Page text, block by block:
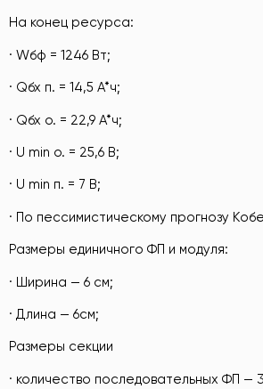
На конец ресурса:
· Wбф = 1246 Вт;
· Qбх п. = 14,5 А*ч;
· Qбх о. = 22,9 А*ч;
· U min o. = 25,6 В;
· U min п. = 7 В;
· По пессимистическому прогнозу
Размеры единичного ФП и модуля:
· Ширина — 6 см;
· Длина — 6см;
Размеры секции
· количество последовательных ФП —